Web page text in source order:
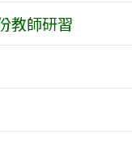
教師研習